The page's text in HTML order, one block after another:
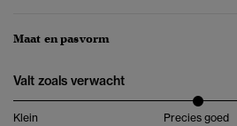
Maat en pasvorm
Valt zoals verwacht
Klein Precies goed